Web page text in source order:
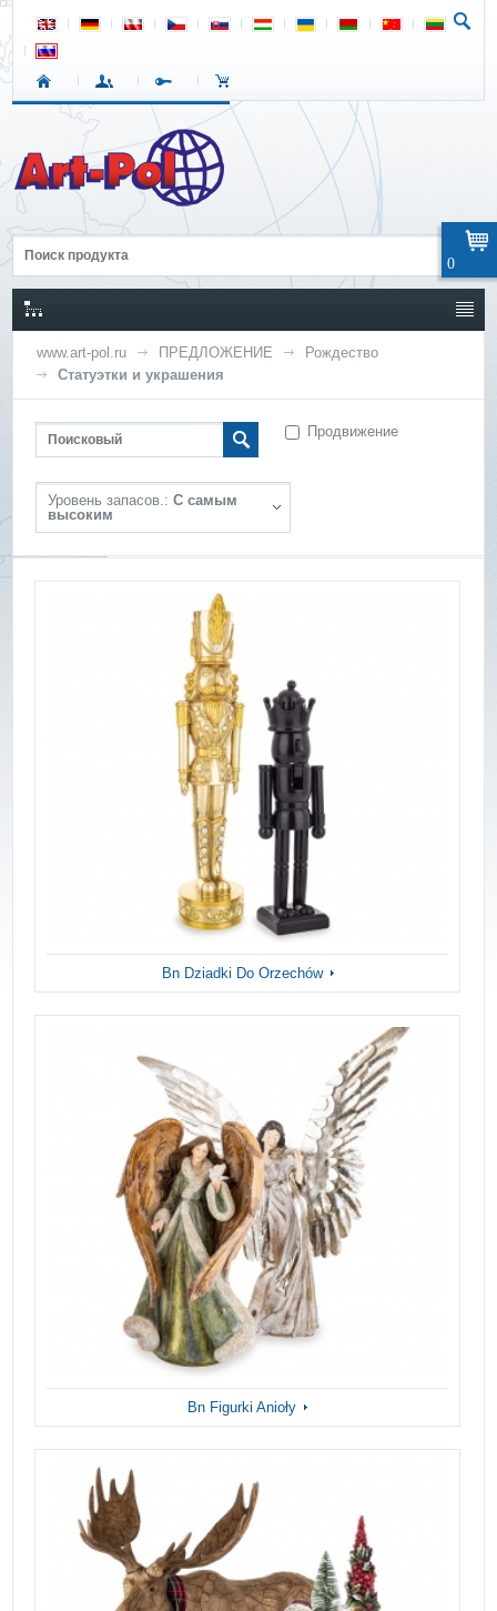
www.art-pol.ru ПРЕДЛОЖЕНИЕ
Рождество
Статуэтки и украшения
Продвижение
Уровень запасов.: С самым
высоким
Bn Dziadki Do Orzechów
Bn Figurki Anioły
0